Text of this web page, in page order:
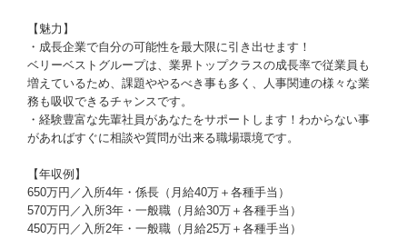
【魅力】
・成長企業で自分の可能性を最大限に引き出せます！
ベリーベストグループは、業界トップクラスの成長率で従業員も
増えているため、課題ややるべき事も多く、人事関連の様々な業
務も吸収できるチャンスです。
・経験豊富な先輩社員があなたをサポートします！わからない事
があればすぐに相談や質問が出来る職場環境です。
【年収例】
650万円／入所4年・係長（月給40万＋各種手当）
570万円／入所3年・一般職（月給30万＋各種手当）
450万円／入所2年・一般職（月給25万＋各種手当）